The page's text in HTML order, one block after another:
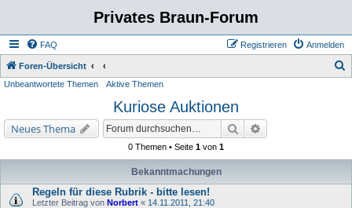
Privates Braun-Forum
FAQ Anmelden
Registrieren
Foren-Übersicht
Unbeantwortete Themen Aktive Themen
Kuriose Auktionen
Neues Thema Suche
0 Themen • Seite 1 von 1
Bekanntmachungen
Regeln für diese Rubrik - bitte lesen!
Letzter Beitrag von Norbert « 14.11.2011, 21:40